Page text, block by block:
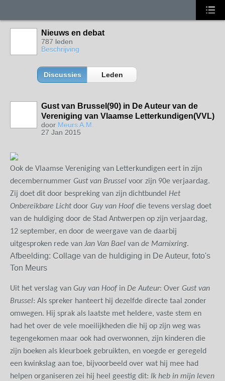
Nieuws en debat
787 leden
Beschrijving
Discussies Leden
Gust van Brussel(90) in De Auteur van de
Vereniging van Vlaamse Letterkundigen(VVL)
door Meurs A.M.
27 Jan 2015
Ook de Vlaamse Vereniging van Letterkundigen eert in zijn
decembernummer Gust van Brussel voor zijn 90e verjaardag.
Zij doet dit door bespreking van zijn dichtbundel Het
Onbereikbare Lichtdoor Guy van Hoof die tevens verslag doet
van de huldiging door de Stad Antwerpen op zijn verjaardag,
12 september, en door de weergave van de daarbij
uitgesproken rede van Jan Van Bael van de Marnixring.
Afbeelding: Collage van de huldiging in De Auteur, foto's
Ton Meurs
Uit het verslag van Guy van Hoof in De Auteur: Over Gust van
Brussel: Als spreker hanteert hij dezelfde directe taal zonder
omwegen. Hij sprak als laatste met heldere, vaste stem en
had het over de vele moeilijkheden die hij op zijn weg was
tegengekomen maar ook had overwonnen, zijn kinderen die
zijn boeken als kleurboek gebruikten, en voegde er geregeld
een kwinkslag aan toe, bijvoorbeeld over wat hij mee had
helpen organiseren zei hij heel geestig dit: Ik heb in mijn leven